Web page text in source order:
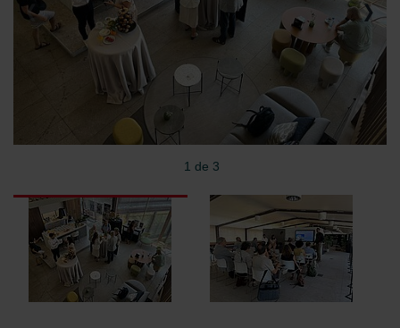
Zehnder Group België nv/sa: Déclarations de confidentialité
Zehnder Group Czech Republic s.r.o.: Zásady ochrany
osobních údajů
Zehnder Group France: Protection des données
Zehnder Group Ibérica SAU: Política de privacidad
Zehnder Group Italia S.r.l.: Privacy
Zehnder Group İç Mekan İklimlendirme Sanayi ve Ticaret
Limitet Şirketi: Web Sitesi Çerezleri
Zehnder Group Nederland bv: Privacyverklaringen
Zehnder Group Schweiz AG: Datenschutz
Zehnder Polska Sp. z o.o.: Oświadczenie o ochronie
danych Zehnder
Zehnder Group UK Limited: Privacy Policy
1 de 3